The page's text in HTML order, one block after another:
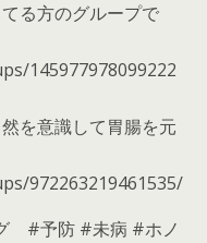
る方のグループで
145977978099222
を意識して胃腸を元
972263219461535/
#予防 #未病 #ホノ